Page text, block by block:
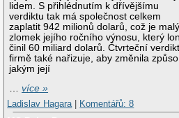
lidem. S přihlédnutím k dřívějšímu
verdiktu tak má společnost celkem
zaplatit 942 milionů dolarů, což je malý
zlomek jejího ročního výnosu, který
činil 60 miliard dolarů. Čtvrteční verdikt
firmě také nařizuje, aby změnila
jakým její
…více »
Ladislav Hagara
Komentářů: 8